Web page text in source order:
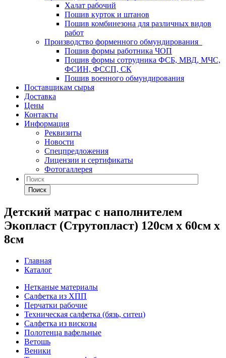
Халат рабочий
Пошив курток и штанов
Пошив комбинезона для различных видов
работ
Производство форменного обмундирования
Пошив формы работника ЧОП
Пошив формы сотрудника ФСБ, МВД, МЧС,
ФСИН, ФССП, СК
Пошив военного обмундирования
Поставщикам сырья
Доставка
Цены
Контакты
Информация
Реквизиты
Новости
Спецпредложения
Лицензии и сертификаты
Фотогаллерея
Поиск
Детский матрас с наполнителем
Экопласт (Струтопласт) 120см х 60см х
8см
Главная
Каталог
Нетканые материалы
Салфетка из ХПП
Перчатки рабочие
Техническая салфетка (бязь, ситец)
Салфетка из вискозы
Полотенца вафельные
Ветошь
Веники